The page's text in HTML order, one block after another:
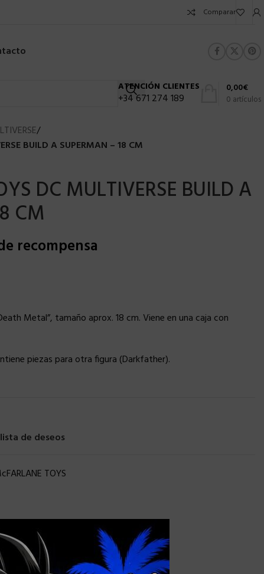
Comparar
ATENCIÓN CLIENTES
+34 671 274 189 0 artículos
0,00€
/
BUILD A SUPERMAN – 18 CM
DC MULTIVERSE BUILD A
CM
recompensa
Metal”, tamaño aprox. 18 cm. Viene en una caja con
piezas para otra figura (Darkfather).
de deseos
TOYS